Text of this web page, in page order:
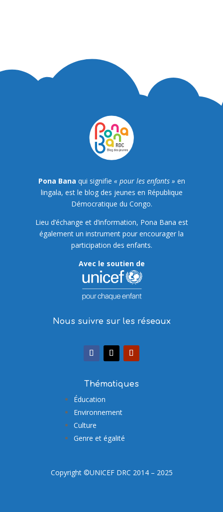
Pona Bana qui signifie « pour les enfants » en
lingala, est le blog des jeunes en République
Démocratique du Congo.
Lieu d’échange et d’information, Pona Bana est
également un instrument pour encourager la
participation des enfants.
Avec le soutien de
Nous suivre sur les réseaux
Thématiques
Éducation
Environnement
Culture
Genre et égalité
Copyright ©UNICEF DRC 2014 – 2025